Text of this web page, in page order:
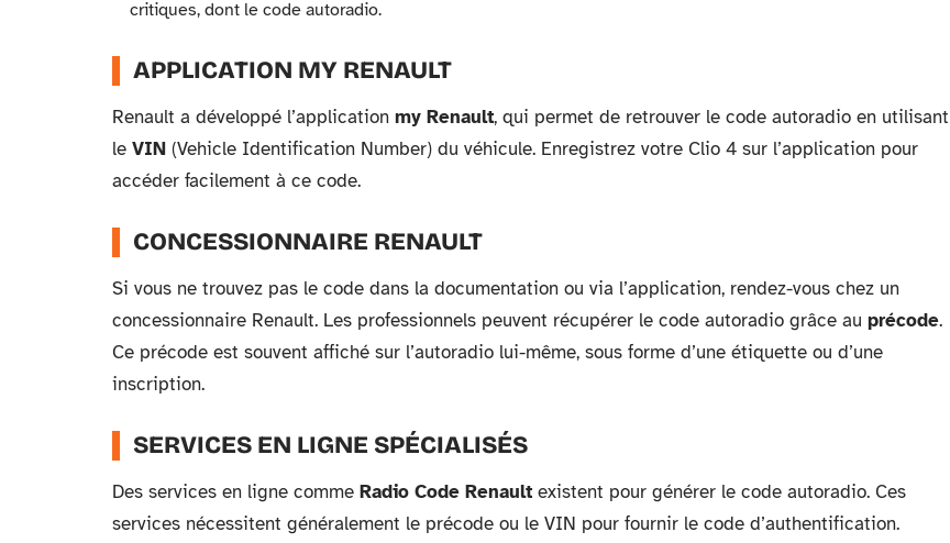
critiques, dont le code autoradio.
APPLICATION MY RENAULT
Renault a développé l’application my Renault, qui permet de retrouver le code autoradio en utilisant
le VIN (Vehicle Identification Number) du véhicule. Enregistrez votre Clio 4 sur l’application pour
accéder facilement à ce code.
CONCESSIONNAIRE RENAULT
Si vous ne trouvez pas le code dans la documentation ou via l’application, rendez-vous chez un
concessionnaire Renault. Les professionnels peuvent récupérer le code autoradio grâce au précode.
Ce précode est souvent affiché sur l’autoradio lui-même, sous forme d’une étiquette ou d’une
inscription.
SERVICES EN LIGNE SPÉCIALISÉS
Des services en ligne comme Radio Code Renault existent pour générer le code autoradio. Ces
services nécessitent généralement le précode ou le VIN pour fournir le code d’authentification.